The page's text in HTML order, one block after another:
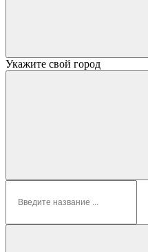
Укажите свой город